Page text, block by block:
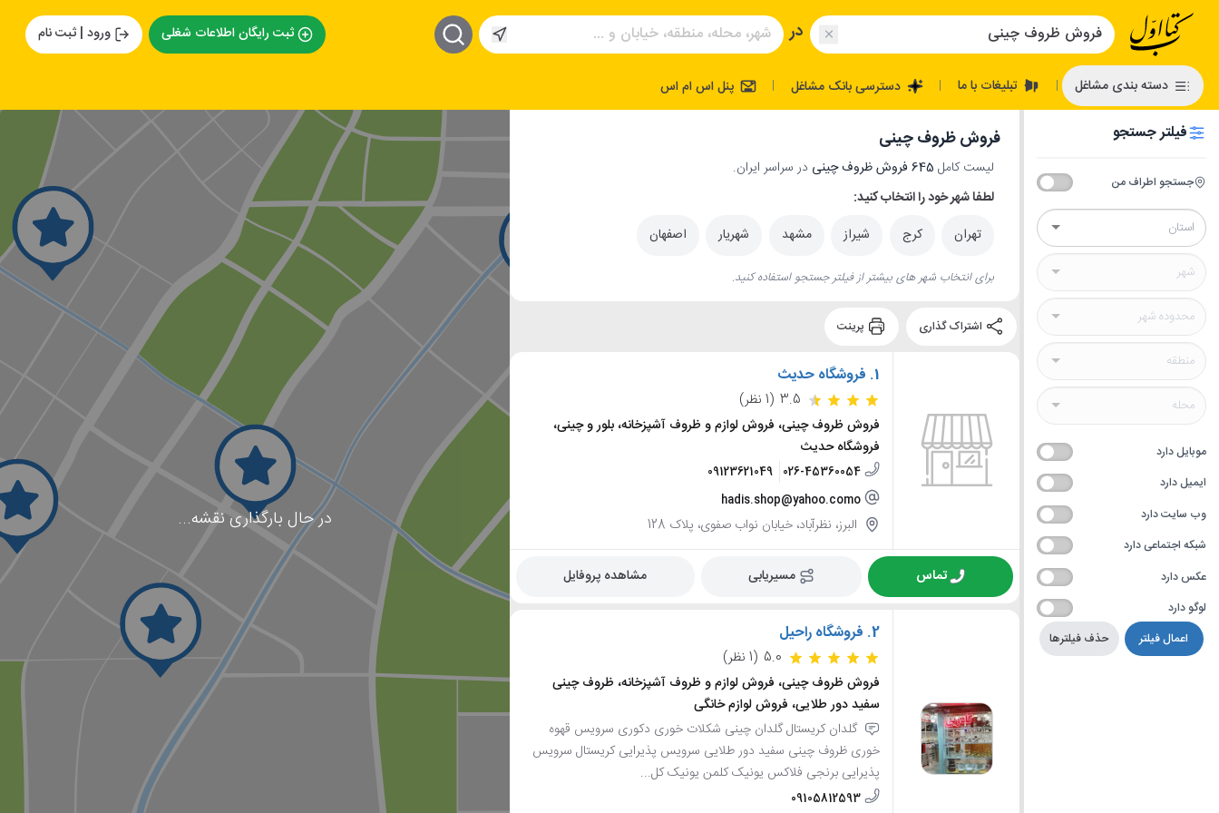
در ثبت رایگان اطلاعات شغلی ورود | ثبت نام
دسته بندی مشاغل | تبلیغات با ما | دسترسی بانک مشاغل | پنل اس ام اس
فیلتر جستجو
جستجو اطراف من
موبایل دارد
ایمیل دارد
وب سایت دارد
شبکه اجتماعی دارد
عکس دارد
لوگو دارد
حذف فیلترها
اعمال فیلتر
فروش ظروف چینی
لیست کامل 645 فروش ظروف چینی
در سراسر ایران.
لطفا شهر خود را انتخاب کنید:
تهران
کرج شیراز مشهد شهریار اصفهان
برای انتخاب شهر های بیشتر از فیلتر جستجو استفاده کنید.
1. فروشگاه حدیث
3.5 (1 نظر)
فروش ظروف چینی، فروش لوازم و ظروف آشپزخانه، بلور و چینی،
فروشگاه حدیث
026-45360054
09123621049
hadis.shop@yahoo.como
البرز، نظرآباد، خیابان نواب صفوی، پلاک 128
تماس مسیریابی مشاهده پروفایل
2. فروشگاه راحیل
5.0 (1 نظر)
فروش ظروف چینی، فروش لوازم و ظروف آشپزخانه، ظروف چینی
سفید دور طلایی، فروش لوازم خانگی
گلدان کریستال گلدان چینی شکلات خوری دکوری سرویس قهوه
خوری ظروف چینی سفید دور طلایی سرویس پذیرایی کریستال سرویس
پذیرایی برنجی فلاکس یونیک کلمن یونیک کل...
09105812593
در حال بارگذاری نقشه...